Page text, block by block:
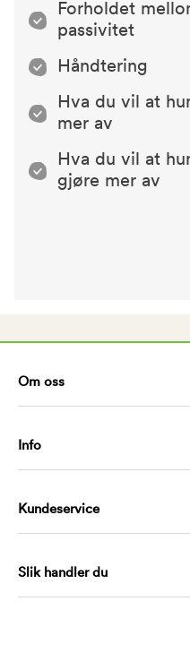
Forholdet
passivitet
Håndtering
Hva du vil at
mer av
Hva du vil at
gjøre mer av
Om oss
Info
Kundeservice
Slik handler du